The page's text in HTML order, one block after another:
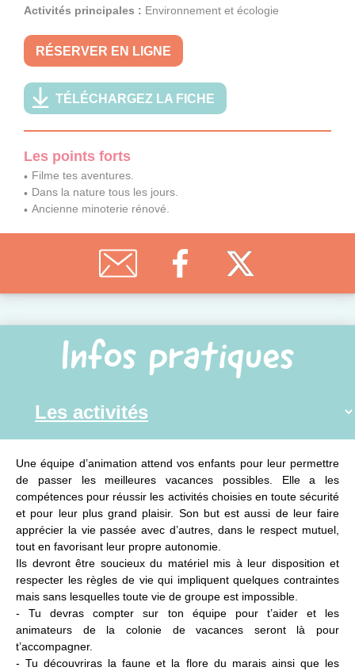
Activités principales : Environnement et écologie
RÉSERVER EN LIGNE
TÉLÉCHARGEZ LA FICHE
Les points forts
Filme tes aventures.
Dans la nature tous les jours.
Ancienne minoterie rénové.
Infos pratiques
Une équipe d’animation attend vos enfants pour leur permettre
de passer les meilleures vacances possibles. Elle a les
compétences pour réussir les activités choisies en toute sécurité
et pour leur plus grand plaisir. Son but est aussi de leur faire
apprécier la vie passée avec d’autres, dans le respect mutuel,
tout en favorisant leur propre autonomie.
Ils devront être soucieux du matériel mis à leur disposition et
respecter les règles de vie qui impliquent quelques contraintes
mais sans lesquelles toute vie de groupe est impossible.
- Tu devras compter sur ton équipe pour t’aider et les
animateurs de la colonie de vacances seront là pour
t’accompagner.
- Tu découvriras la faune et la flore du marais ainsi que les